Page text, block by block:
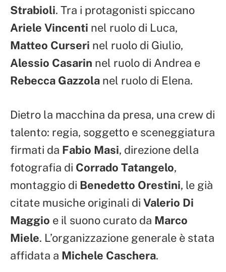
Strabioli. Tra i protagonisti spiccano
Ariele Vincenti nel ruolo di Luca,
Matteo Curseri nel ruolo di Giulio,
Alessio Casarin nel ruolo di Andrea e
Rebecca Gazzola nel ruolo di Elena.
Dietro la macchina da presa, una crew di
talento: regia, soggetto e sceneggiatura
firmati da Fabio Masi, direzione della
fotografia di Corrado Tatangelo,
montaggio di Benedetto Orestini, le già
citate musiche originali di Valerio Di
Maggio e il suono curato da Marco
Miele. L’organizzazione generale è stata
affidata a Michele Caschera.